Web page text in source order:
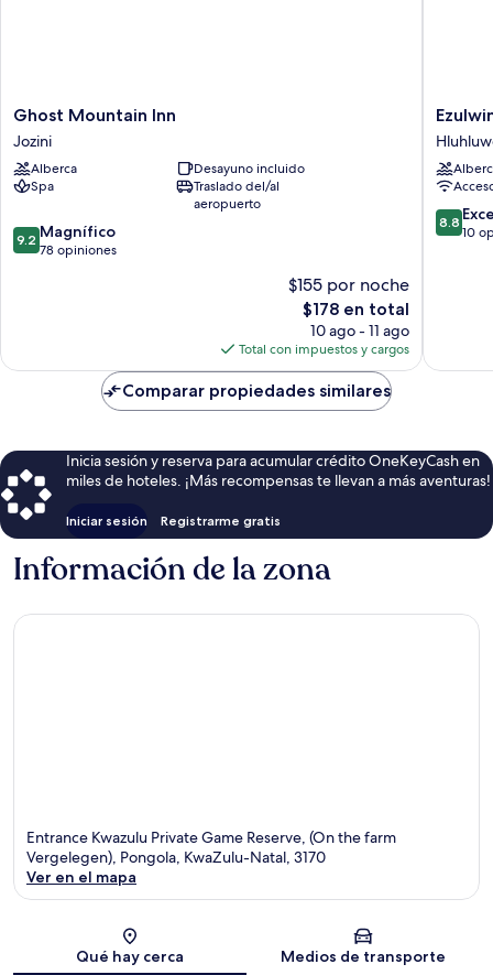
Ghost
Mountain
Inn
Jozini
Ghost Mountain Inn
Jozini
Alberca
Desayuno incluido
Spa
Traslado del/al
aeropuerto
9.2
de
9.2 Magnífico
78 opiniones
$155 por noche
El
precio
actual
es
de
$178
$178 en total
10 ago - 11 ago
Total con impuestos y cargos
Ezulwini
Game
Lodge
8.8
de
8.8
10
Comparar propiedades similares
Inicia sesión y reserva para acumular crédito OneKeyCash en
miles de hoteles. ¡Más recompensas te llevan a más aventuras!
Iniciar sesión Registrarme gratis
Información de la zona
Entrance Kwazulu Private Game Reserve, (On the farm
Vergelegen), Pongola, KwaZulu-Natal, 3170
Ver en el mapa
Qué hay cerca Medios de transporte